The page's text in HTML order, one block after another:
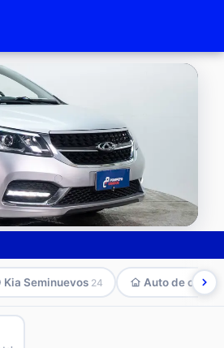
Kia Seminuevos 24 Auto de